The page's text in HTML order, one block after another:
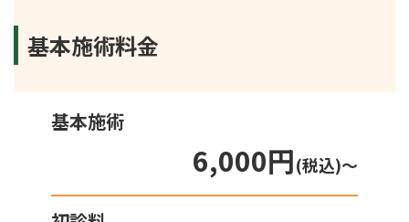
基本施術料金
基本施術
6,000円(税込)〜